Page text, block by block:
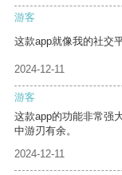
游客
这款app就像我的社交
2024-12-11
游客
这款app的功能非常强
中游刃有余。
2024-12-11